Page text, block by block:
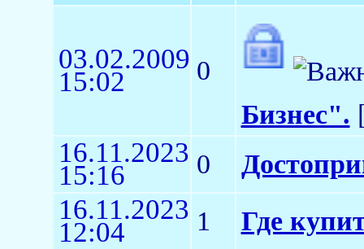
03.02.2009
15:02
0
Бизнес".
16.11.2023
15:16 0
16.11.2023
12:04 1 Где